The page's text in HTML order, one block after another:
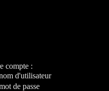
compte :
d'utilisateur
de passe